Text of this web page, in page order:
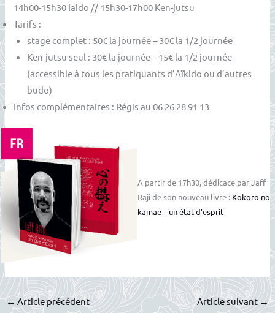
14h00-15h30 Iaido // 15h30-17h00 Ken-jutsu
Tarifs :
stage complet : 50€ la journée – 30€ la 1/2 journée
Ken-jutsu seul : 30€ la journée – 15€ la 1/2 journée
(accessible à tous les pratiquants d’Aïkido ou d’autres
budo)
Infos complémentaires : Régis au 06 26 28 91 13
A partir de 17h30, dédicace par Jaff
Raji de son nouveau livre : Kokoro no
kamae – un état d’esprit
← Article précédent Article suivant →